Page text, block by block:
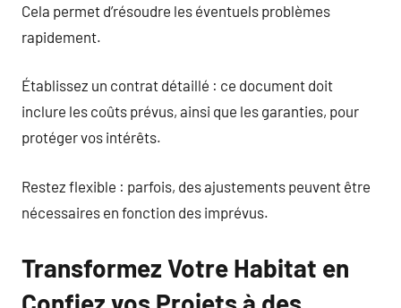
Cela permet d’résoudre les éventuels problèmes
rapidement.
Établissez un contrat détaillé : ce document doit
inclure les coûts prévus, ainsi que les garanties, pour
protéger vos intérêts.
Restez flexible : parfois, des ajustements peuvent être
nécessaires en fonction des imprévus.
Transformez Votre Habitat en